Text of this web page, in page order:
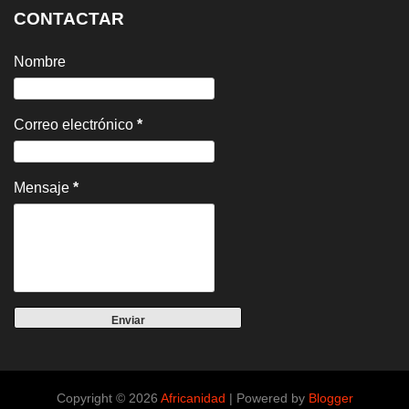
CONTACTAR
Nombre
Correo electrónico *
Mensaje *
Copyright © 2026 Africanidad | Powered by Blogger